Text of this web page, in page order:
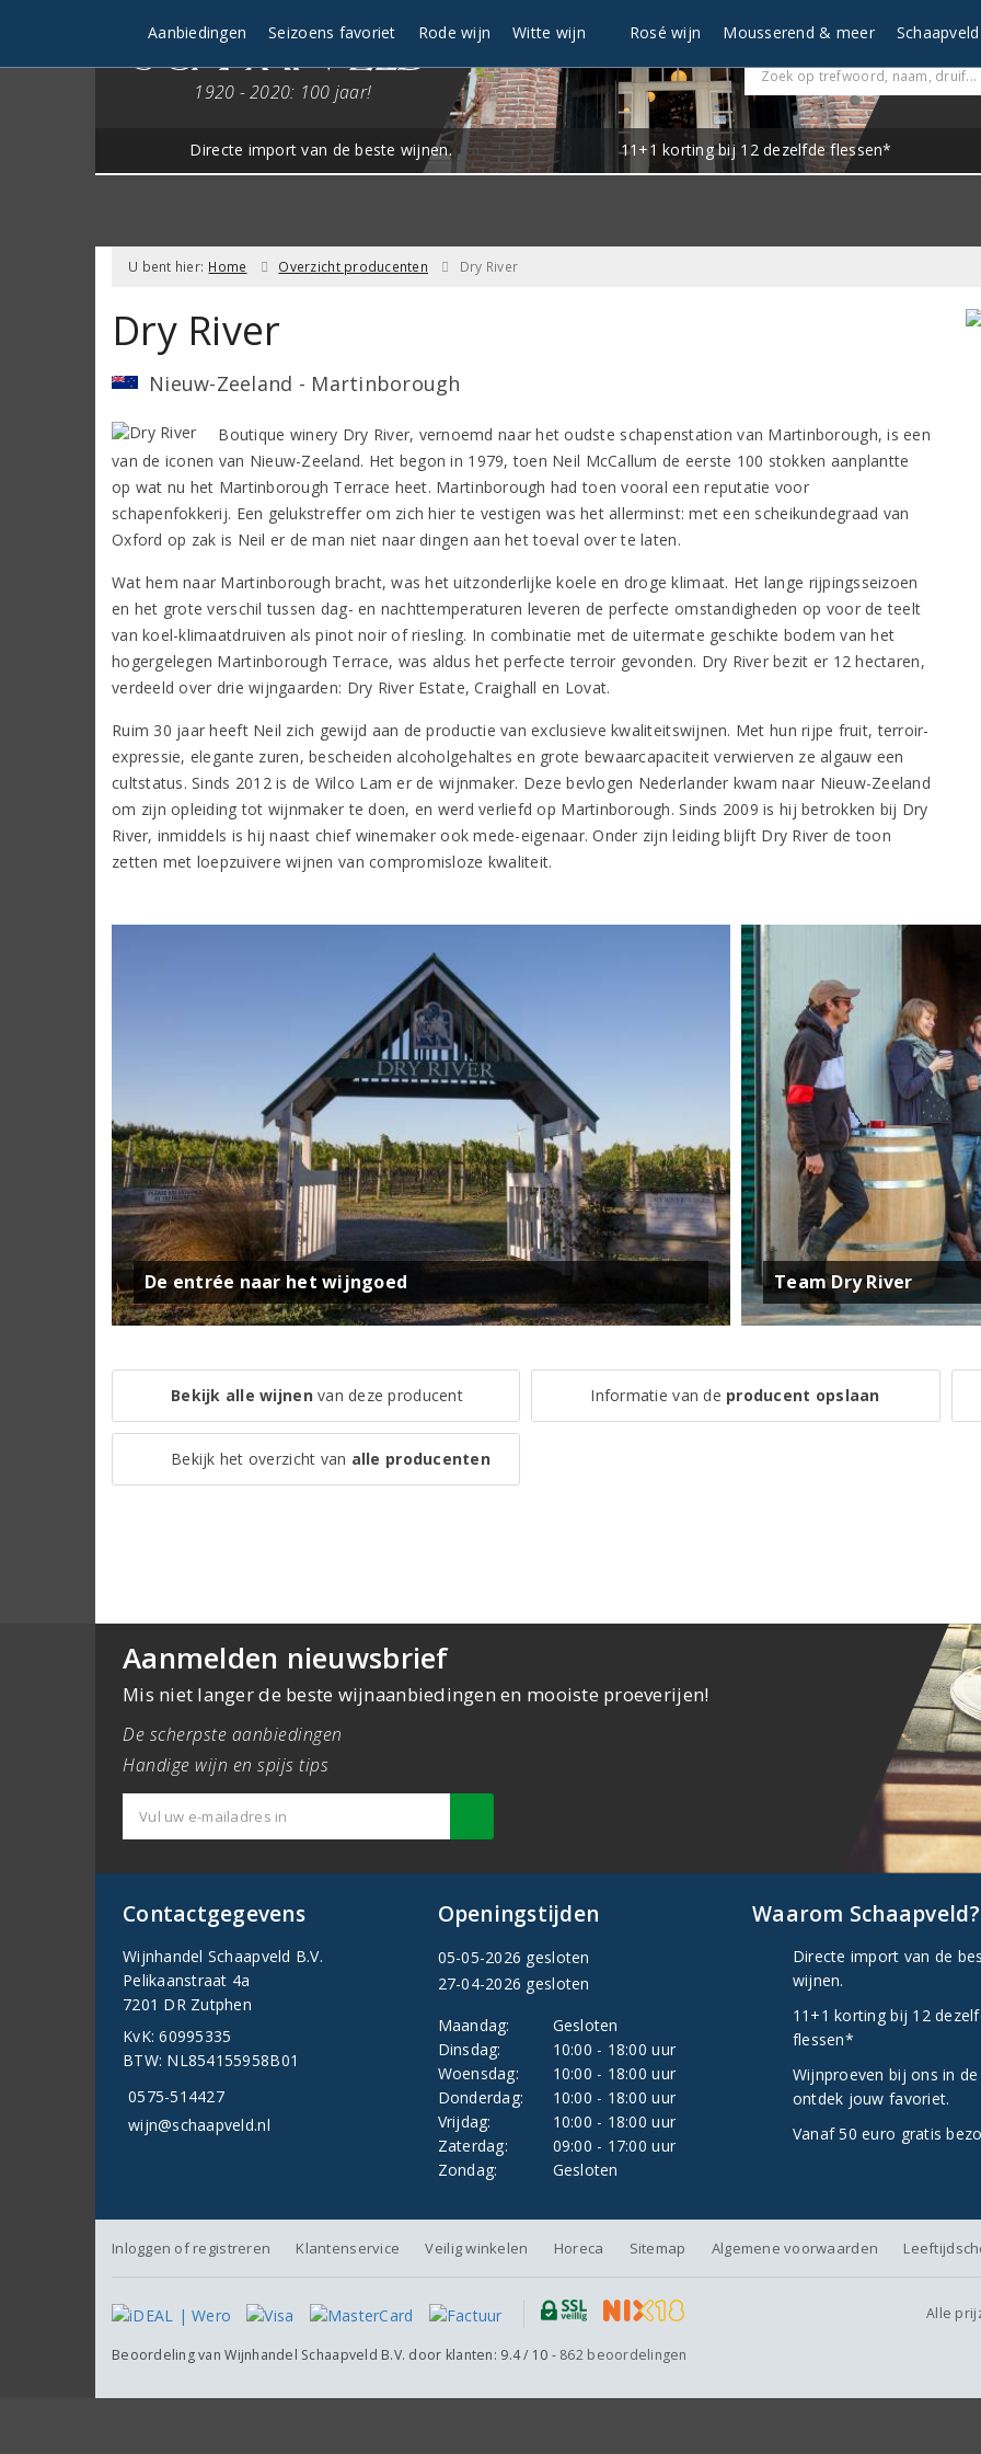
1920 - 2020: 100 jaar!
Directe import van de beste wijnen. 11+1 korting bij 12 dezelfde flessen*
Aanbiedingen Seizoens favoriet Rode wijn Witte wijn Rosé wijn Mousserend & meer Schaapveld
U bent hier: Home Overzicht producenten Dry River
Dry River
Nieuw-Zeeland - Martinborough
Boutique winery Dry River, vernoemd naar het oudste schapenstation van Martinborough, is een
van de iconen van Nieuw-Zeeland. Het begon in 1979, toen Neil McCallum de eerste 100 stokken aanplantte
op wat nu het Martinborough Terrace heet. Martinborough had toen vooral een reputatie voor
schapenfokkerij. Een gelukstreffer om zich hier te vestigen was het allerminst: met een scheikundegraad van
Oxford op zak is Neil er de man niet naar dingen aan het toeval over te laten.
Wat hem naar Martinborough bracht, was het uitzonderlijke koele en droge klimaat. Het lange rijpingsseizoen
en het grote verschil tussen dag- en nachttemperaturen leveren de perfecte omstandigheden op voor de teelt
van koel-klimaatdruiven als pinot noir of riesling. In combinatie met de uitermate geschikte bodem van het
hogergelegen Martinborough Terrace, was aldus het perfecte terroir gevonden. Dry River bezit er 12 hectaren,
verdeeld over drie wijngaarden: Dry River Estate, Craighall en Lovat.
Ruim 30 jaar heeft Neil zich gewijd aan de productie van exclusieve kwaliteitswijnen. Met hun rijpe fruit, terroir-
expressie, elegante zuren, bescheiden alcoholgehaltes en grote bewaarcapaciteit verwierven ze algauw een
cultstatus. Sinds 2012 is de Wilco Lam er de wijnmaker. Deze bevlogen Nederlander kwam naar Nieuw-Zeeland
om zijn opleiding tot wijnmaker te doen, en werd verliefd op Martinborough. Sinds 2009 is hij betrokken bij Dry
River, inmiddels is hij naast chief winemaker ook mede-eigenaar. Onder zijn leiding blijft Dry River de toon
zetten met loepzuivere wijnen van compromisloze kwaliteit.
De entrée naar het wijngoed Team Dry River
Bekijk alle wijnenvan deze producent Informatie van de producent opslaan
Bekijk het overzicht van alle producenten
Aanmelden nieuwsbrief
Mis niet langer de beste wijnaanbiedingen en mooiste proeverijen!
De scherpste aanbiedingen
Handige wijn en spijs tips
Contactgegevens
Wijnhandel Schaapveld B.V.
Pelikaanstraat 4a
7201 DR Zutphen
KvK: 60995335
BTW: NL854155958B01
0575-514427
wijn@schaapveld.nl
Openingstijden
05-05-2026 gesloten
27-04-2026 gesloten
Maandag:
Gesloten
Dinsdag:
10:00 - 18:00 uur
Woensdag:
10:00 - 18:00 uur
Donderdag:
10:00 - 18:00 uur
Vrijdag:
10:00 - 18:00 uur
Zaterdag:
09:00 - 17:00 uur
Zondag:
Gesloten
Waarom Schaapveld?
Directe import van de
wijnen.
11+1 korting bij 12
flessen*
Wijnproeven bij ons in de
ontdek jouw favoriet.
Vanaf 50 euro gratis
Inloggen of registreren Klantenservice Veilig winkelen Horeca Sitemap Algemene voorwaarden
Alle
Beoordeling vanWijnhandel Schaapveld B.V. door klanten: 9.4/ 10 - 862 beoordelingen